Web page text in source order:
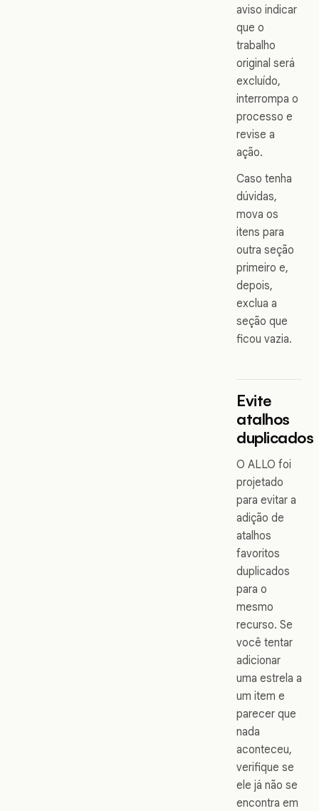
aviso indicar
que o
trabalho
original será
excluído,
interrompa o
processo e
revise a
ação.
Caso tenha
dúvidas,
mova os
itens para
outra seção
primeiro e,
depois,
exclua a
seção que
ficou vazia.
Evite
atalhos
duplicados
O ALLO foi
projetado
para evitar a
adição de
atalhos
favoritos
duplicados
para o
mesmo
recurso. Se
você tentar
adicionar
uma estrela a
um item e
parecer que
nada
aconteceu,
verifique se
ele já não se
encontra em